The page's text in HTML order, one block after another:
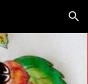
Skip to navigation